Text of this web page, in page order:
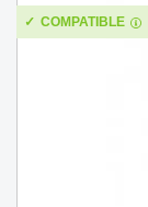
COMPATIBLE